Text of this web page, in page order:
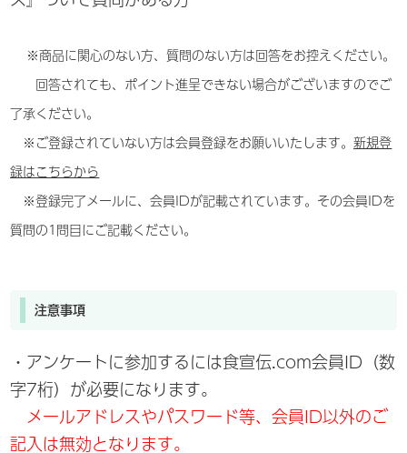
※商品に関心のない方、質問のない方は回答をお控えください。
回答されても、ポイント進呈できない場合がございますのでご
了承ください。
※ご登録されていない方は会員登録をお願いいたします。新規登
録はこちらから
※登録完了メールに、会員IDが記載されています。その会員IDを
質問の1問目にご記載ください。
注意事項
・アンケートに参加するには食宣伝.com会員ID（数
字7桁）が必要になります。
メールアドレスやパスワード等、会員ID以外のご
記入は無効となります。